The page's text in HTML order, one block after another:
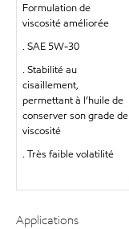
Formulation de
viscosité améliorée
. SAE 5W-30
. Stabilité au
cisaillement,
permettant à l’huile de
conserver son grade de
viscosité
. Très faible volatilité
Applications